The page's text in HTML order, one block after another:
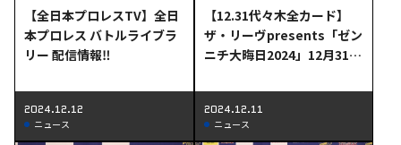
【全日本プロレスTV】全日
本プロレス バトルライブラ
リー 配信情報‼
2024.12.12
ニュース
【12.31代々木全カード】
ザ・リーヴpresents「ゼン
ニチ大晦日2024」12月31日
ード決定のお知らせ
2024.12.11
ニュース